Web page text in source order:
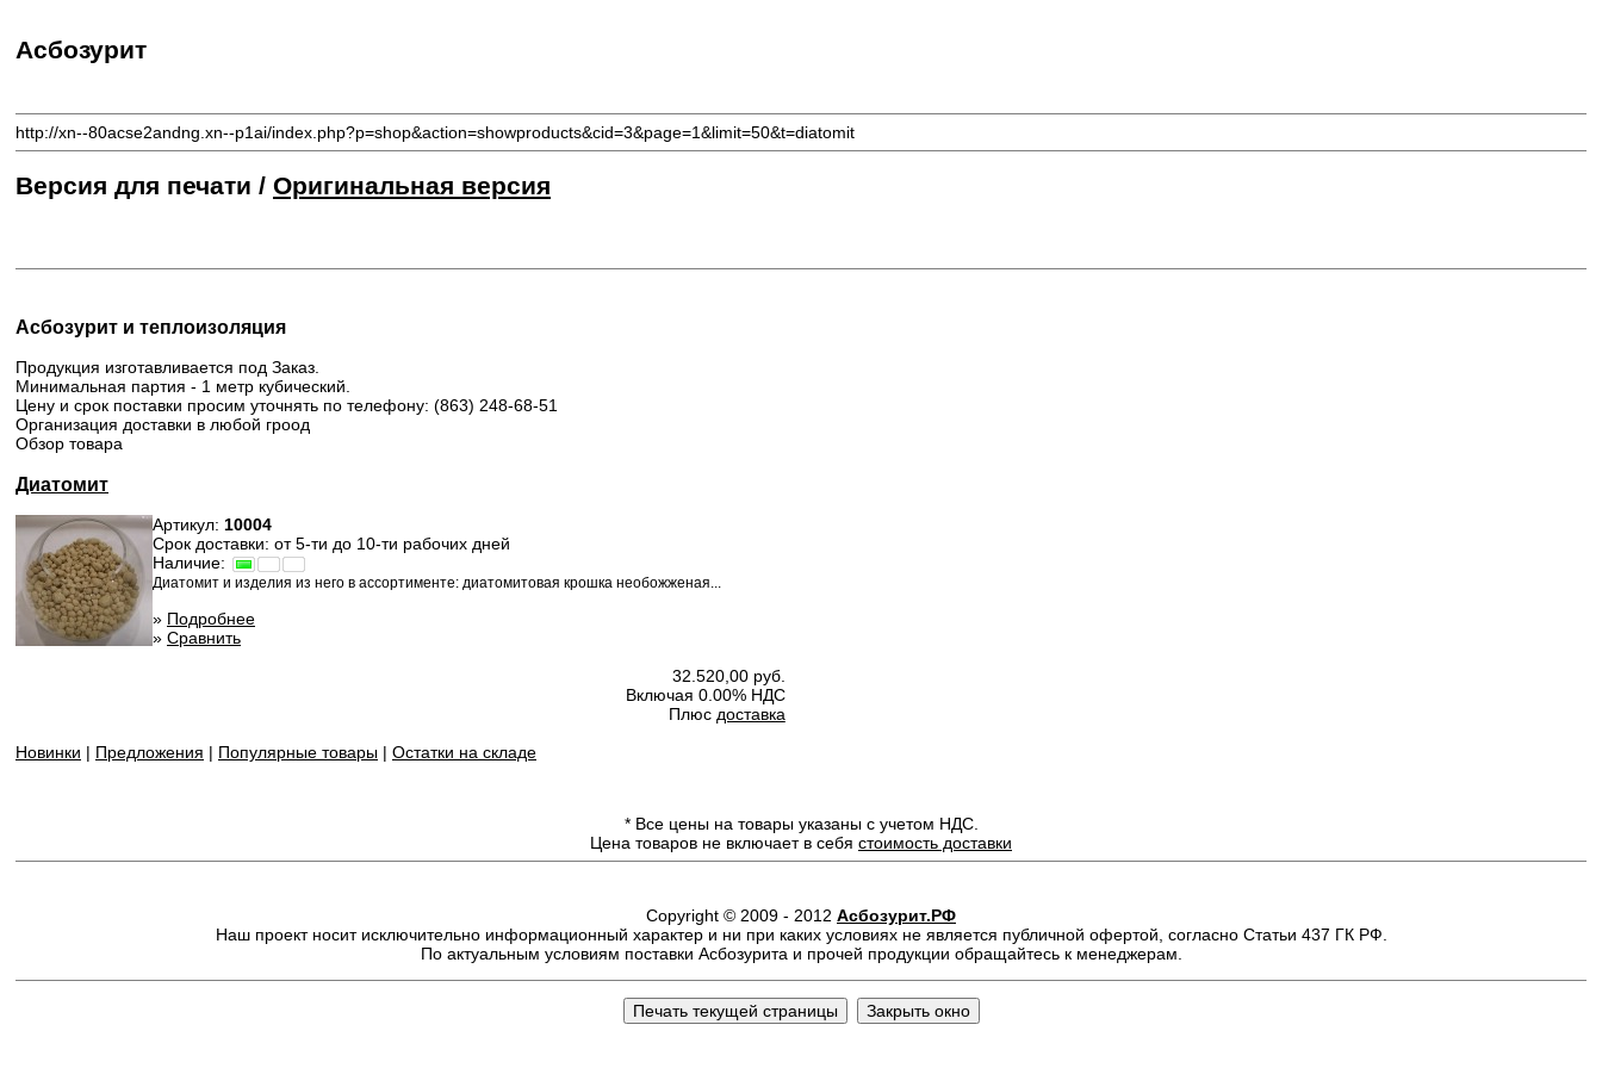
Асбозурит
http://xn--80acse2andng.xn--p1ai/index.php?p=shop&action=showproducts&cid=3&page=1&limit=50&t=diatomit
Версия для печати / Оригинальная версия
Асбозурит и теплоизоляция
Продукция изготавливается под Заказ.
Минимальная партия - 1 метр кубический.
Цену и срок поставки просим уточнять по телефону: (863) 248-68-51
Организация доставки в любой гроод
Обзор товара
Диатомит
Артикул: 10004
Срок доставки: от 5-ти до 10-ти рабочих дней
Наличие:
Диатомит и изделия из него в ассортименте: диатомитовая крошка необожженая...
» Подробнее
» Сравнить
32.520,00 руб.
Включая 0.00% НДС
Плюс доставка
Новинки | Предложения | Популярные товары | Остатки на складе
*Все цены на товары указаны с учетом НДС.
Цена товаров не включает в себя стоимость доставки
Copyright © 2009 - 2012 Асбозурит.РФ
Наш проект носит исключительно информационный характер и ни при каких условиях не является публичной офертой, согласно Статьи 437 ГК РФ.
По актуальным условиям поставки Асбозурита и прочей продукции обращайтесь к менеджерам.